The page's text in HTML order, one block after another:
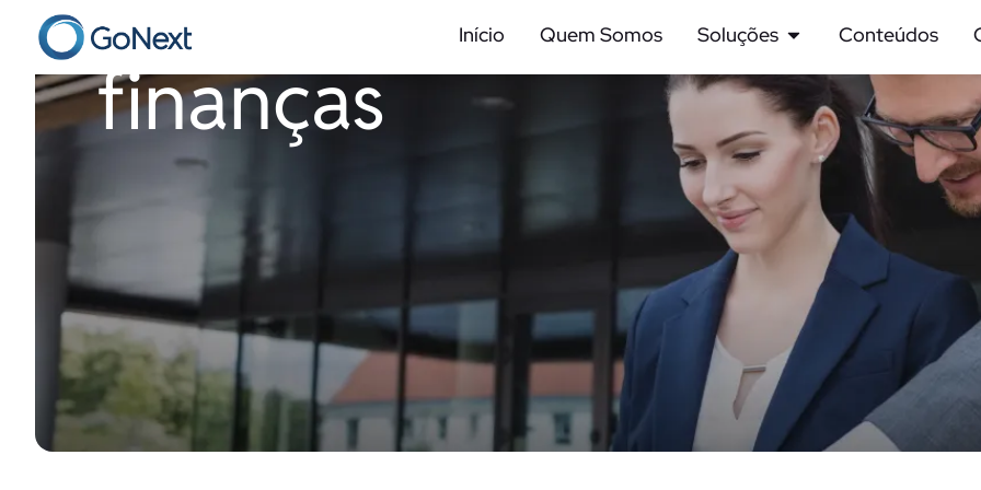
Início Quem Somos Soluções Conteúdos
finanças